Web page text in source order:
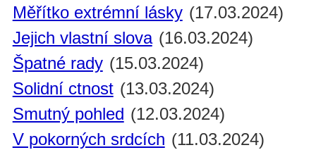
Měřítko extrémní lásky (17.03.2024)
Jejich vlastní slova (16.03.2024)
Špatné rady (15.03.2024)
Solidní ctnost (13.03.2024)
Smutný pohled (12.03.2024)
V pokorných srdcích (11.03.2024)